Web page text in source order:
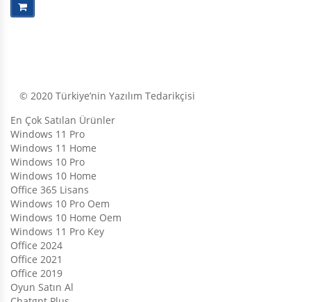
© 2020 Türkiye’nin Yazılım Tedarikçisi
En Çok Satılan Ürünler
Windows 11 Pro
Windows 11 Home
Windows 10 Pro
Windows 10 Home
Office 365 Lisans
Windows 10 Pro Oem
Windows 10 Home Oem
Windows 11 Pro Key
Office 2024
Office 2021
Office 2019
Oyun Satın Al